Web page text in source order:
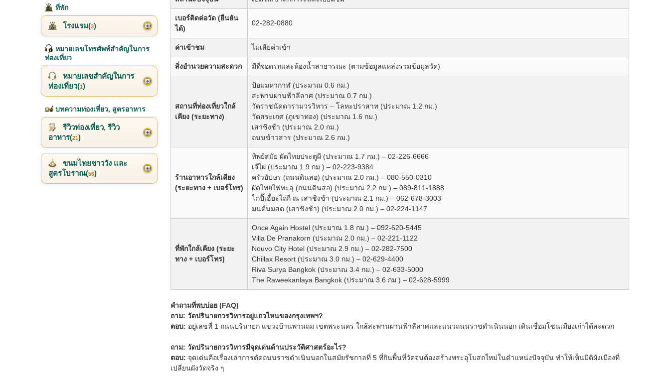
เบอร์ติดต่อวัด (ยืนยัน
ได้)
02-282-0880
ค่าเข้าชม ไม่เสียค่าเข้า
สิ่งอำนวยความสะดวก มีที่จอดรถและห้องน้ำสาธารณะ (ตามข้อมูลแหล่งรวมข้อมูลวัด)
สถานที่ท่องเที่ยวใกล้
เคียง (ระยะทาง)
ป้อมมหากาฬ (ประมาณ 0.6 กม.)
สะพานผ่านฟ้าลีลาศ (ประมาณ 0.7 กม.)
วัดราชนัดดารามวรวิหาร – โลหะปราสาท (ประมาณ 1.2 กม.)
วัดสระเกศ (ภูเขาทอง) (ประมาณ 1.6 กม.)
เสาชิงช้า (ประมาณ 2.0 กม.)
ถนนข้าวสาร (ประมาณ 2.6 กม.)
ร้านอาหารใกล้เคียง
(ระยะทาง + เบอร์โทร)
ทิพย์สมัย ผัดไทยประตูผี (ประมาณ 1.7 กม.) – 02-226-6666
เจ๊ไฝ (ประมาณ 1.9 กม.) – 02-223-9384
ครัวอัปษร (ถนนดินสอ) (ประมาณ 2.0 กม.) – 080-550-0310
ผัดไทยไฟทะลุ (ถนนดินสอ) (ประมาณ 2.2 กม.) – 089-811-1888
โกปี๊เฮี้ยะไถ่กี่ ณ เสาชิงช้า (ประมาณ 2.1 กม.) – 062-678-3003
มนต์นมสด (เสาชิงช้า) (ประมาณ 2.0 กม.) – 02-224-1147
ที่พักใกล้เคียง (ระยะ
ทาง + เบอร์โทร)
Once Again Hostel (ประมาณ 1.8 กม.) – 092-620-5445
Villa De Pranakorn (ประมาณ 2.0 กม.) – 02-221-1122
Nouvo City Hotel (ประมาณ 2.9 กม.) – 02-282-7500
Chillax Resort (ประมาณ 3.0 กม.) – 02-629-4400
Riva Surya Bangkok (ประมาณ 3.4 กม.) – 02-633-5000
The Raweekanlaya Bangkok (ประมาณ 3.6 กม.) – 02-628-5999
คำถามที่พบบ่อย (FAQ)
ถาม: วัดปรินายกวรวิหารอยู่แถวไหนของกรุงเทพฯ?
ตอบ: อยู่เลขที่ 1 ถนนปรินายก แขวงบ้านพานถม เขตพระนคร ใกล้สะพานผ่านฟ้าลีลาศและแนวถนนราชดำเนินนอก เดินเชื่อมโซนเมืองเก่าได้สะดวก
ถาม: วัดปรินายกวรวิหารมีจุดเด่นด้านประวัติศาสตร์อะไร?
ตอบ: จุดเด่นคือเรื่องเล่าการตัดถนนราชดำเนินนอกในสมัยรัชกาลที่ 5 ที่กินพื้นที่วัดจนต้องสร้างพระอุโบสถใหม่ในตำแหน่งปัจจุบัน ทำให้เห็นมิติผังเมืองที่
เปลี่ยนผังวัดจริง ๆ
ที่พัก
โรงแรม(3)
หมายเลขโทรศัพท์สำคัญในการ
ท่องเที่ยว
หมายเลขสำคัญในการ
ท่องเที่ยว(1)
บทความท่องเที่ยว, สูตรอาหาร
รีวิวท่องเที่ยว, รีวิว
อาหาร(21)
ขนมไทยชาววัง และ
สูตรโบราณ(56)